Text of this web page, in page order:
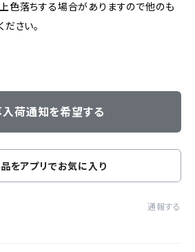
色落ちする場合がありますので他のも
さい。
入荷通知を希望する
をアプリでお気に入り
通報する